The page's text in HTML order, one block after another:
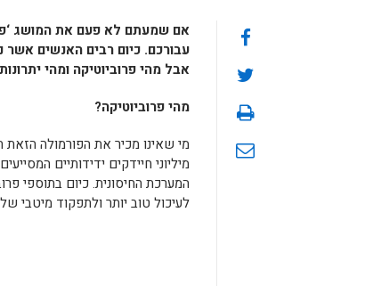
אם שמעתם לא פעם את המושג
עבורכם.כיום רבים האנשים אשר
אבל מהי פרוביוטיקה ומהי
מהי פרוביוטיקה?
מי שאינו מכיר את הפורמולה
מיליוני חיידקים ידידותיים
לעיכול טוב יותר ולתפקוד מיטבי